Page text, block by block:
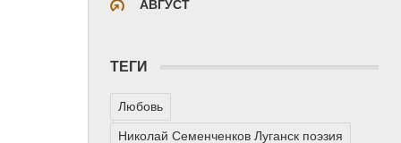
АВГУСТ
ТЕГИ
Любовь
Николай Семенченков Луганск поэзия